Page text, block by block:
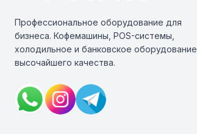
Профессиональное оборудование для
бизнеса. Кофемашины, POS-системы,
холодильное и банковское оборудование
высочайшего качества.